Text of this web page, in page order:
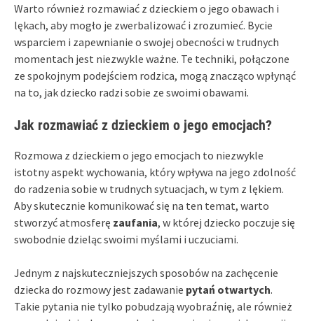
Warto również rozmawiać z dzieckiem o jego obawach i
lękach, aby mogło je zwerbalizować i zrozumieć. Bycie
wsparciem i zapewnianie o swojej obecności w trudnych
momentach jest niezwykle ważne. Te techniki, połączone
ze spokojnym podejściem rodzica, mogą znacząco wpłynąć
na to, jak dziecko radzi sobie ze swoimi obawami.
Jak rozmawiać z dzieckiem o jego emocjach?
Rozmowa z dzieckiem o jego emocjach to niezwykle
istotny aspekt wychowania, który wpływa na jego zdolność
do radzenia sobie w trudnych sytuacjach, w tym z lękiem.
Aby skutecznie komunikować się na ten temat, warto
stworzyć atmosferę zaufania, w której dziecko poczuje się
swobodnie dzieląc swoimi myślami i uczuciami.
Jednym z najskuteczniejszych sposobów na zachęcenie
dziecka do rozmowy jest zadawanie pytań otwartych.
Takie pytania nie tylko pobudzają wyobraźnię, ale również